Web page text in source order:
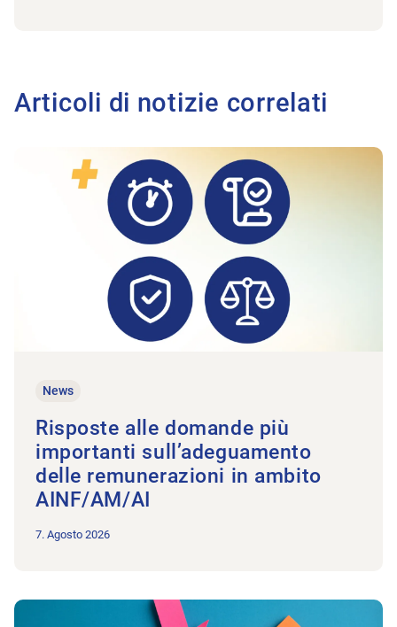
Articoli di notizie correlati
News
Risposte alle domande più
importanti sull’adeguamento
delle remunerazioni in ambito
AINF/AM/AI
7. Agosto 2026
All'articolo Risposte alle domande più importanti
All'articolo Il GI Grandi studi entra nel vivo